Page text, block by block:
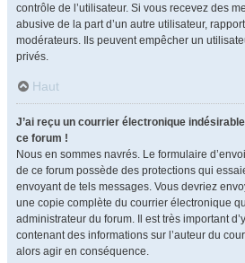
contrôle de l’utilisateur. Si vous recevez des
abusive de la part d’un autre utilisateur,
modérateurs. Ils peuvent empêcher un
privés.
Haut
J’ai reçu un courrier électronique
ce forum !
Nous en sommes navrés. Le formulaire
de ce forum possède des protections qui
envoyant de tels messages. Vous devriez
une copie complète du courrier électronique
administrateur du forum. Il est très important
contenant des informations sur l’auteur du
alors agir en conséquence.